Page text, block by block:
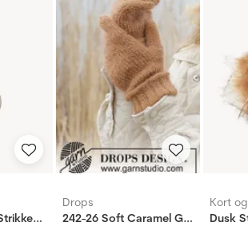
Maskemarkør - Strikkedronning - lys brun
Drops
242-26 Soft Caramel Gloves
Kort
Dusk